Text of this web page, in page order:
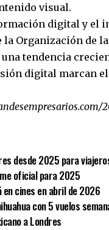
visual.
digital y el
la Organización de
tendencia
digital marcan el
desde 2025 para
oficial para 2025
cines en abril de 2026
con 5 vuelos
a Londres